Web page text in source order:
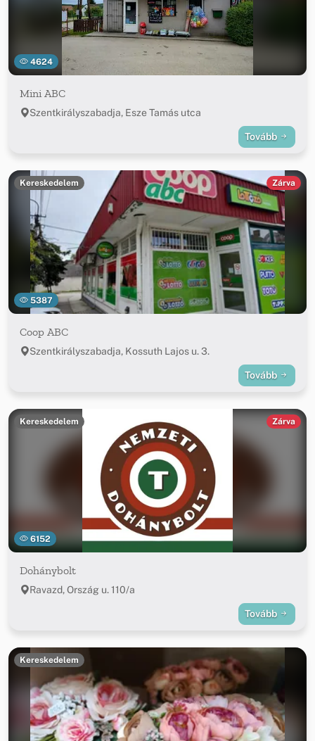
4624
Mini ABC
Szentkirályszabadja, Esze Tamás utca
Tovább
5387
Kereskedelem Zárva
Coop ABC
Szentkirályszabadja, Kossuth Lajos u. 3.
Tovább
6152
Kereskedelem Zárva
Dohánybolt
Ravazd, Ország u. 110/a
Tovább
Kereskedelem